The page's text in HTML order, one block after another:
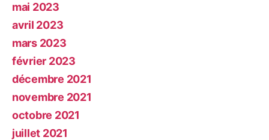
mai 2023
avril 2023
mars 2023
février 2023
décembre 2021
novembre 2021
octobre 2021
juillet 2021